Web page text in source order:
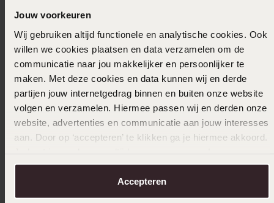
Jouw voorkeuren
Wij gebruiken altijd functionele en analytische cookies. Ook
willen we cookies plaatsen en data verzamelen om de
communicatie naar jou makkelijker en persoonlijker te
maken. Met deze cookies en data kunnen wij en derde
partijen jouw internetgedrag binnen en buiten onze website
volgen en verzamelen. Hiermee passen wij en derden onze
website, advertenties en communicatie aan jouw interesses
aan. Door op ‘accepteren’ te klikken ga je hiermee akkoord.
over in onscookiebeleid.
Accepteren
Verzameld onder deGebruiksvoorwaarden van
Trusted shops
Filter
13-09-2024 - Pippa